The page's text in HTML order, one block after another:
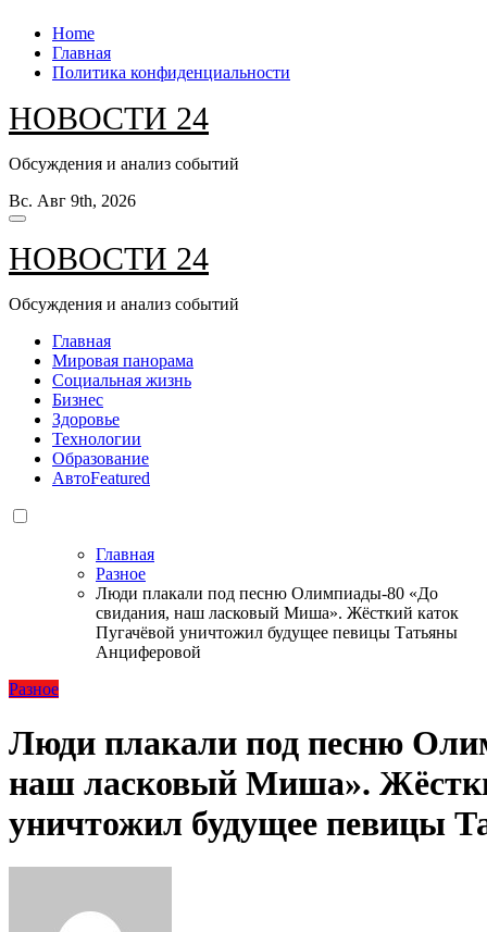
Перейти
содержанию
Home
Главная
Политика конфиденциальности
НОВОСТИ 24
Обсуждения и анализ событий
Вс. Авг 9th, 2026
НОВОСТИ 24
Обсуждения и анализ событий
Главная
Мировая панорама
Социальная жизнь
Бизнес
Здоровье
Технологии
Образование
АвтоFeatured
Главная
Разное
Люди плакали под песню Олимпиады-80 «До
свидания, наш ласковый Миша». Жёсткий каток
Пугачёвой уничтожил будущее певицы Татьяны
Анциферовой
Разное
Люди плакали под песню
наш ласковый Миша».
уничтожил будущее певицы